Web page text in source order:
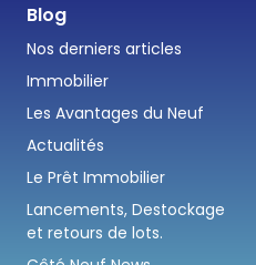
Blog
Nos derniers articles
Immobilier
Les Avantages du Neuf
Actualités
Le Prêt Immobilier
Lancements, Destockage
et retours de lots.